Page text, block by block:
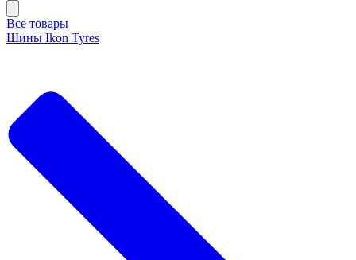
Все товары
Шины Ikon Tyres